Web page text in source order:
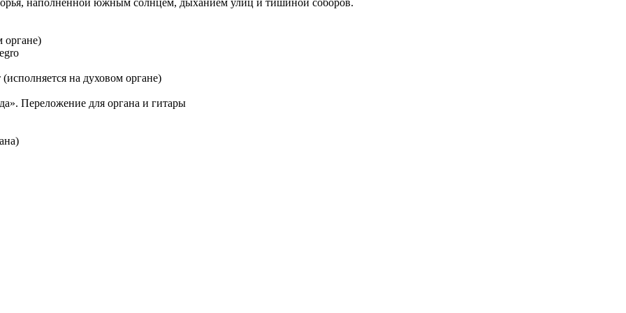
органе)
на духовом органе)
Переложение для органа и гитары